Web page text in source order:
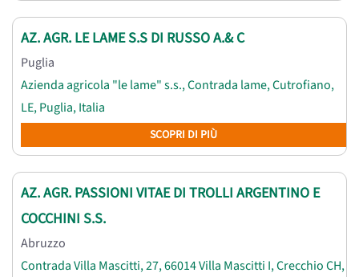
AZ. AGR. LE LAME S.S DI RUSSO A.& C
Puglia
Azienda agricola "le lame" s.s., Contrada lame, Cutrofiano,
LE, Puglia, Italia
SCOPRI DI PIÙ
AZ. AGR. PASSIONI VITAE DI TROLLI ARGENTINO E
COCCHINI S.S.
Abruzzo
Contrada Villa Mascitti, 27, 66014 Villa Mascitti I, Crecchio CH,